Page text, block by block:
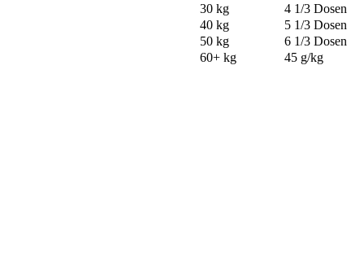
30 kg
4 1/3 Dosen
40 kg
5 1/3 Dosen
50 kg
6 1/3 Dosen
60+ kg
45 g/kg